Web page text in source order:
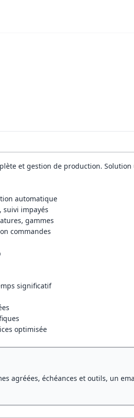
et gestion de production.
automatique
suivi impayés
gammes
commandes
significatif
optimisée
agréées, échéances et outils, un